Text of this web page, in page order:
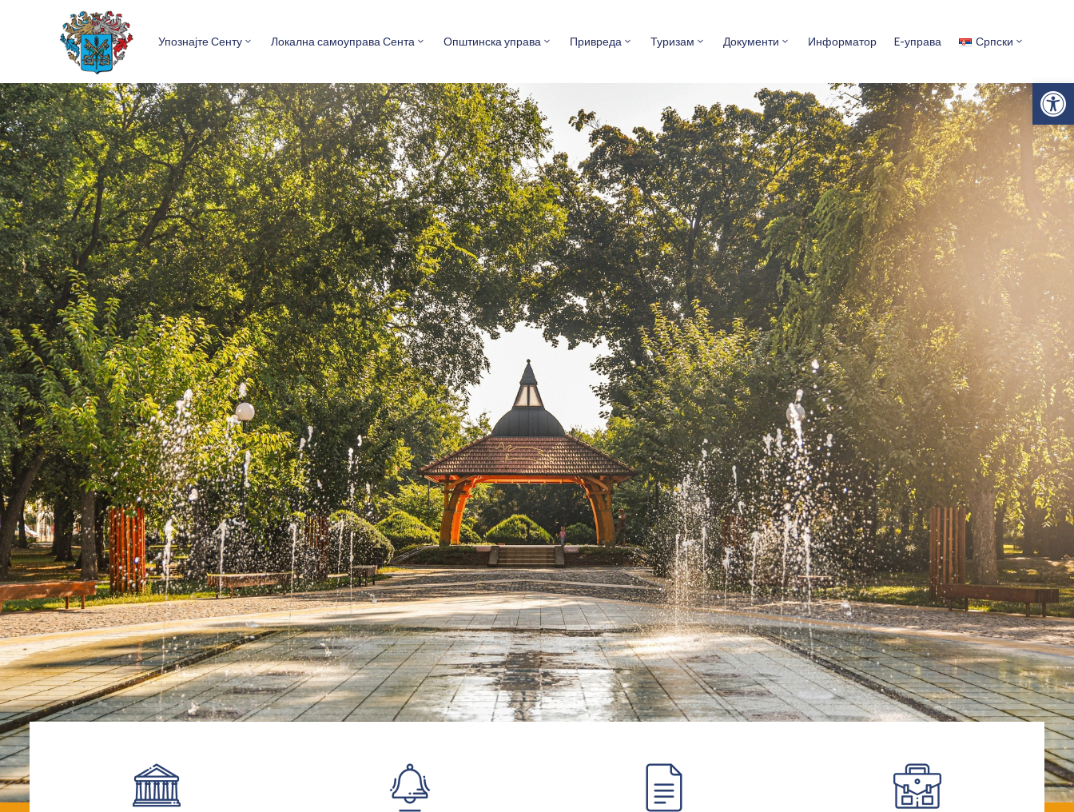
Упознајте Сенту Локална самоуправа Сента Општинска управа Привреда Туризам Документи Информатор E-управа Српски